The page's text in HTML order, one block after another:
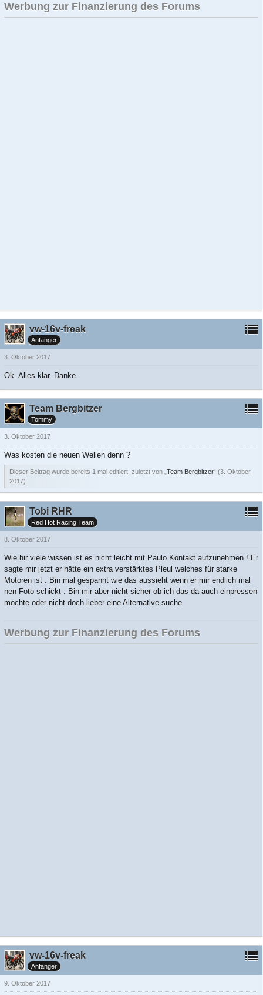
Werbung zur Finanzierung des Forums
vw-16v-freak
Anfänger
3. Oktober 2017
Ok. Alles klar. Danke
Team Bergbitzer
Tommy
3. Oktober 2017
Was kosten die neuen Wellen denn ?
Dieser Beitrag wurde bereits 1 mal editiert, zuletzt von „ Team Bergbitzer“ (3. Oktober
2017)
Tobi RHR
Red Hot Racing Team
8. Oktober 2017
Wie hir viele wissen ist es nicht leicht mit Paulo Kontakt aufzunehmen ! Er
sagte mir jetzt er hätte ein extra verstärktes Pleul welches für starke
Motoren ist . Bin mal gespannt wie das aussieht wenn er mir endlich mal
nen Foto schickt . Bin mir aber nicht sicher ob ich das da auch einpressen
möchte oder nicht doch lieber eine Alternative suche
Werbung zur Finanzierung des Forums
vw-16v-freak
Anfänger
9. Oktober 2017